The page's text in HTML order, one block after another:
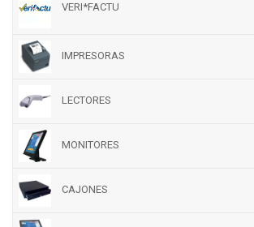
VERI*FACTU
IMPRESORAS
LECTORES
MONITORES
CAJONES